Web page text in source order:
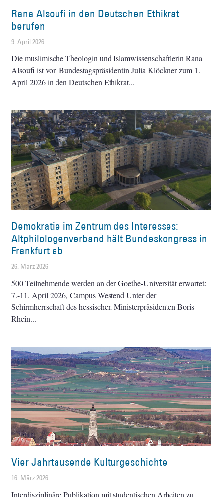
Rana Alsoufi in den Deutschen Ethikrat
berufen
9. April 2026
Die muslimische Theologin und Islamwissenschaftlerin Rana
Alsoufi ist von Bundestagspräsidentin Julia Klöckner zum 1.
April 2026 in den Deutschen Ethikrat
Demokratie im Zentrum des Interesses:
Altphilologenverband hält Bundeskongress in
Frankfurt ab
26. März 2026
500 Teilnehmende werden an der Goethe-Universität erwartet:
7.-11. April 2026, Campus Westend Unter der
Schirmherrschaft des hessischen Ministerpräsidenten Boris
Rhein
Vier Jahrtausende Kulturgeschichte
16. März 2026
Interdisziplinäre Publikation mit studentischen Arbeiten zu